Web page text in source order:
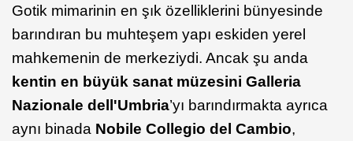
Gotik mimarinin en şık özelliklerini bünyesinde
barındıran bu muhteşem yapı eskiden yerel
mahkemenin de merkeziydi. Ancak şu anda
kentin en büyük sanat müzesini Galleria
Nazionale dell'Umbria’yı barındırmakta ayrıca
aynı binada Nobile Collegio del Cambio,